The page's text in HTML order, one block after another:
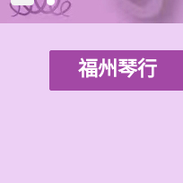
福州琴行